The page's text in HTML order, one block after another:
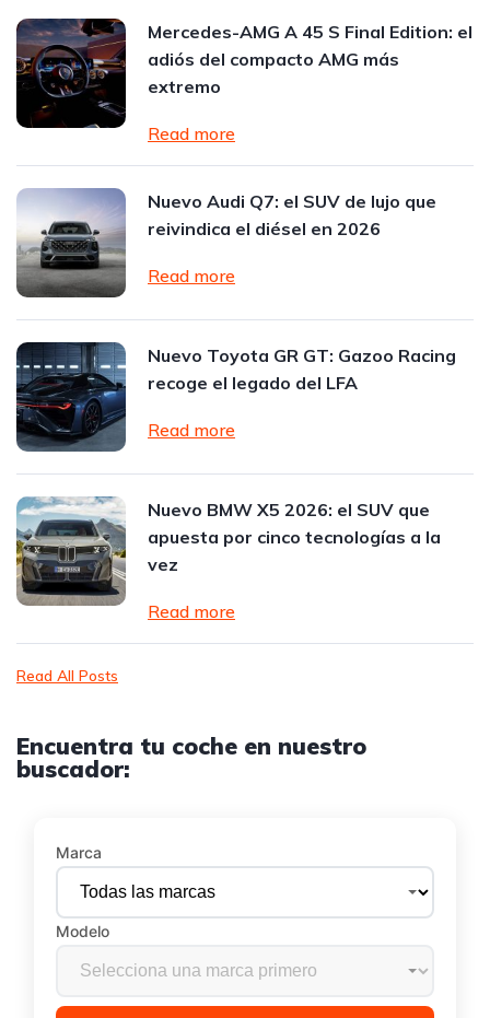
Mercedes-AMG A 45 S Final Edition: el
adiós del compacto AMG más
extremo
Read more
Nuevo Audi Q7: el SUV de lujo que
reivindica el diésel en 2026
Read more
Nuevo Toyota GR GT: Gazoo Racing
recoge el legado del LFA
Read more
Nuevo BMW X5 2026: el SUV que
apuesta por cinco tecnologías a la
vez
Read more
Read All Posts
Encuentra tu coche en nuestro
buscador:
Marca
Modelo